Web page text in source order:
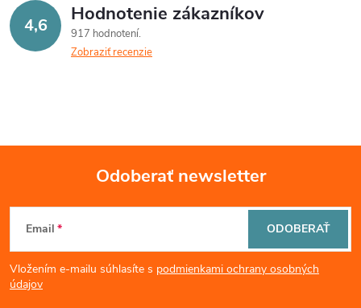
4,6 Hodnotenie zákazníkov
917 hodnotení
Zobraziť recenzie
Z
á
p
Odoberať newsletter
Email
Vložením e-mailu súhlasíte s podmienkami ochrany osobných
údajov
ODOBERAŤ